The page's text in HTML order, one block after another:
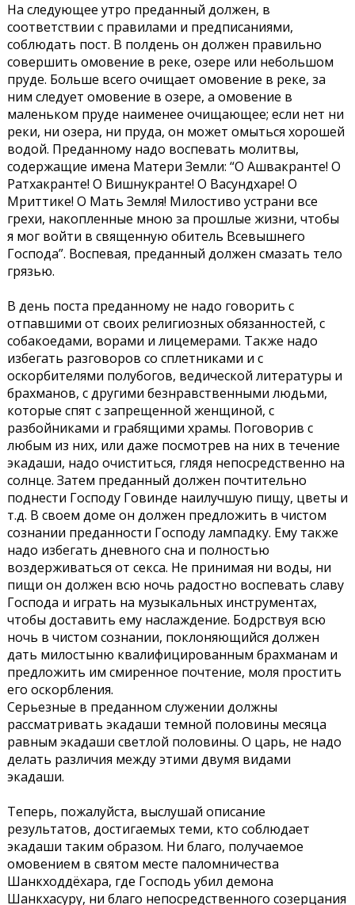
На следующее утро преданный должен, в
соответствии с правилами и предписаниями,
соблюдать пост. В полдень он должен правильно
совершить омовение в реке, озере или небольшом
пруде. Больше всего очищает омовение в реке, за
ним следует омовение в озере, а омовение в
маленьком пруде наименее очищающее; если нет ни
реки, ни озера, ни пруда, он может омыться хорошей
водой. Преданному надо воспевать молитвы,
содержащие имена Матери Земли: “О Ашвакранте! О
Ратхакранте! О Вишнукранте! О Васундхаре! О
Мриттике! О Мать Земля! Милостиво устрани все
грехи, накопленные мною за прошлые жизни, чтобы
я мог войти в священную обитель Всевышнего
Господа”. Воспевая, преданный должен смазать тело
грязью.
В день поста преданному не надо говорить с
отпавшими от своих религиозных обязанностей, с
собакоедами, ворами и лицемерами. Также надо
избегать разговоров со сплетниками и с
оскорбителями полубогов, ведической литературы и
брахманов, с другими безнравственными людьми,
которые спят с запрещенной женщиной, с
разбойниками и грабящими храмы. Поговорив с
любым из них, или даже посмотрев на них в течение
экадаши, надо очиститься, глядя непосредственно на
солнце. Затем преданный должен почтительно
поднести Господу Говинде наилучшую пищу, цветы и
т.д. В своем доме он должен предложить в чистом
сознании преданности Господу лампадку. Ему также
надо избегать дневного сна и полностью
воздерживаться от секса. Не принимая ни воды, ни
пищи он должен всю ночь радостно воспевать славу
Господа и играть на музыкальных инструментах,
чтобы доставить ему наслаждение. Бодрствуя всю
ночь в чистом сознании, поклоняющийся должен
дать милостыню квалифицированным брахманам и
предложить им смиренное почтение, моля простить
его оскорбления.
Серьезные в преданном служении должны
рассматривать экадаши темной половины месяца
равным экадаши светлой половины. О царь, не надо
делать различия между этими двумя видами
экадаши.
Теперь, пожалуйста, выслушай описание
результатов, достигаемых теми, кто соблюдает
экадаши таким образом. Ни благо, получаемое
омовением в святом месте паломничества
Шанкходдёхара, где Господь убил демона
Шанкхасуру, ни благо непосредственного созерцания